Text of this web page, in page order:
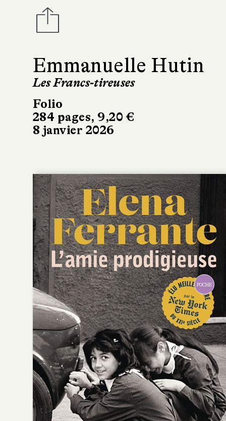
Emmanuelle Hutin
Les Francs-tireuses
Folio
284 pages, 9,20 €
8 janvier 2026
POCHE